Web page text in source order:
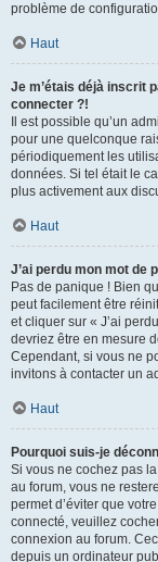
problème de
Haut
Je m’étais déjà inscrit
connecter ?!
Il est possible qu’un
pour une quelconque
périodiquement les
données. Si tel était le
plus activement aux
Haut
J’ai perdu mon mot de
Pas de panique ! Bien
peut facilement être
et cliquer sur « J’ai
devriez être en mesure
Cependant, si vous ne
invitons à contacter un
Haut
Pourquoi suis-je
Si vous ne cochez pas
au forum, vous ne
permet d’éviter que
connecté, veuillez
connexion au forum.
depuis un ordinateur